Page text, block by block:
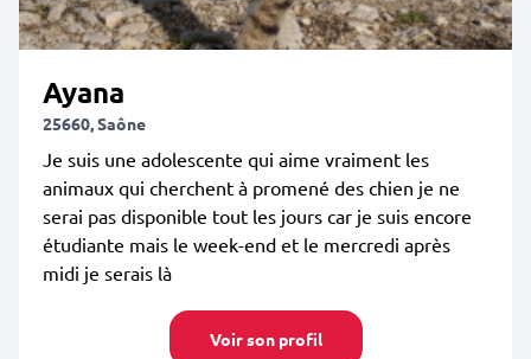
Ayana
25660, Saône
Je suis une adolescente qui aime vraiment les
animaux qui cherchent à promené des chien je ne
serai pas disponible tout les jours car je suis encore
étudiante mais le week-end et le mercredi après
midi je serais là
Voir son profil